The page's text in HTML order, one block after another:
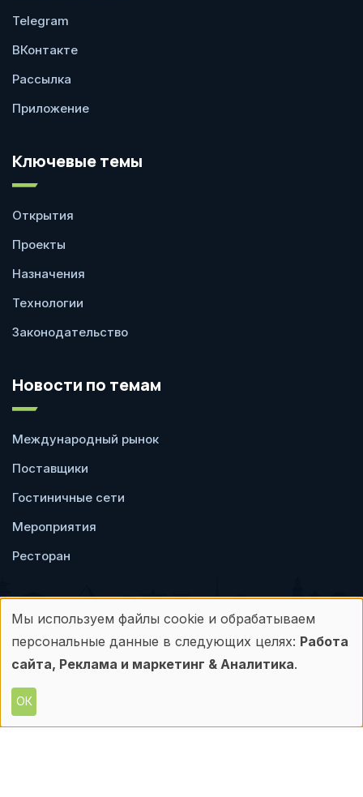
Telegram
ВКонтакте
Рассылка
Приложение
Ключевые темы
Открытия
Проекты
Назначения
Технологии
Законодательство
Новости по темам
Международный рынок
Поставщики
Гостиничные сети
Мероприятия
Ресторан
Пользовательское
соглашение
Политика
конфиденциальности
Любое использование материалов с данного
Использование
персональных
данных
и
Мы используем файлы cookie и обрабатываем
персональные данные в следующих целях: Работа
сайта, Реклама и маркетинг & Аналитика.
ОК